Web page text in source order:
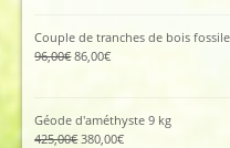
Couple de tranches de bois fossile
96,00€Le
96,00€.
86,00€Le
86,00€.
Géode d'améthyste 9 kg
425,00€ Le
380,00€Le